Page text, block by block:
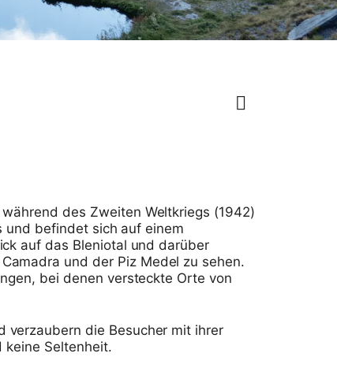
des Zweiten Weltkriegs (1942)
und befindet sich auf einem
auf das Bleniotal und darüber
und der Piz Medel zu sehen.
bei denen versteckte Orte von
verzaubern die Besucher mit ihrer
keine Seltenheit.